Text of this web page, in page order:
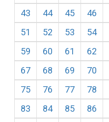
43
44 45 46
51
52 53 54
59
60 61 62
67
68 69 70
75
76 77 78
83
84 85 86